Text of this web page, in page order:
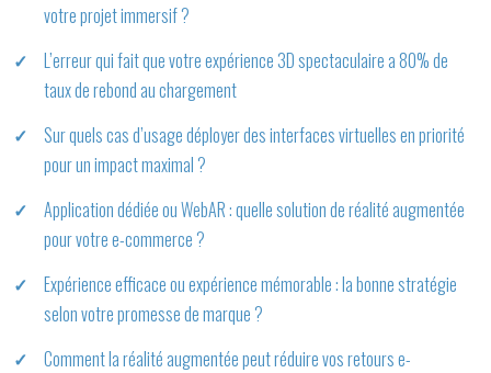
votre projet immersif ?
L’erreur qui fait que votre expérience 3D spectaculaire a 80% de
taux de rebond au chargement
Sur quels cas d’usage déployer des interfaces virtuelles en priorité
pour un impact maximal ?
Application dédiée ou WebAR : quelle solution de réalité augmentée
pour votre e-commerce ?
Expérience efficace ou expérience mémorable : la bonne stratégie
selon votre promesse de marque ?
Comment la réalité augmentée peut réduire vos retours e-